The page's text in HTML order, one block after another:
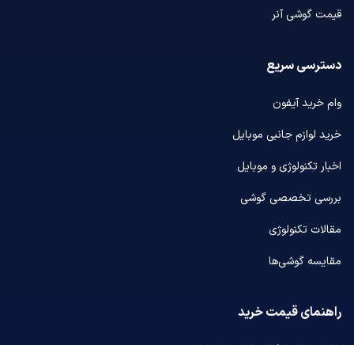
قیمت گوشی آنر
دسترسی سریع
وام خرید آیفون
خرید لوازم جانبی موبایل
اخبار تکنولوژی و موبایل
بررسی تخصصی گوشی
مقالات تکنولوژی
مقایسه گوشی‌ها
راهنمای قیمت خرید